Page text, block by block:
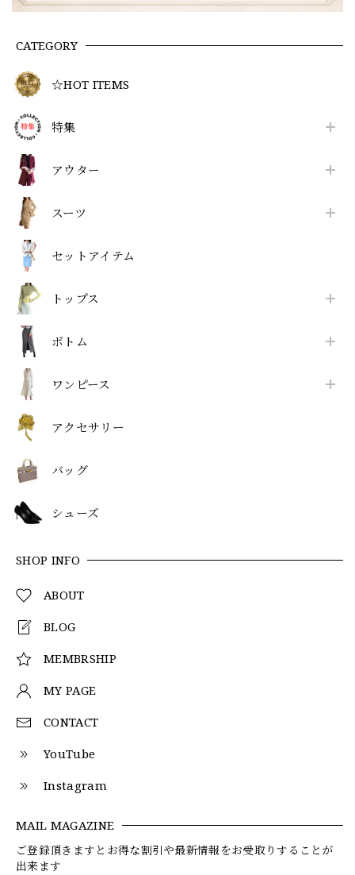
CATEGORY
☆HOT ITEMS
特集
アウター
スーツ
セットアイテム
トップス
ボトム
ワンピース
アクセサリー
バッグ
シューズ
SHOP INFO
ABOUT
BLOG
MEMBRSHIP
MY PAGE
CONTACT
YouTube
Instagram
MAIL MAGAZINE
ご登録頂きますとお得な割引や最新情報をお受取りすることが
出来ます